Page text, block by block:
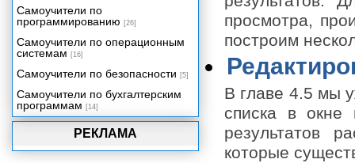
просмотра,
построим
В главе 4.5 мы
списка в окне
результатов
которые
РЕКЛАМА
Интерактивные графики
Экспортирование выходных
Программирование
Нововведения в 11-ой версии
SPSS
Приложение
Самоучители по
программированию [26]
Самоучители по операционным
системам [16]
Самоучители по безопасности [5]
Самоучители по бухгалтерским
программам [14]